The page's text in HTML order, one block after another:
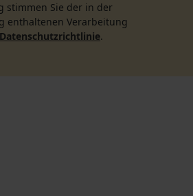
stimmen Sie der in der
enthaltenen Verarbeitung
Datenschutzrichtlinie.